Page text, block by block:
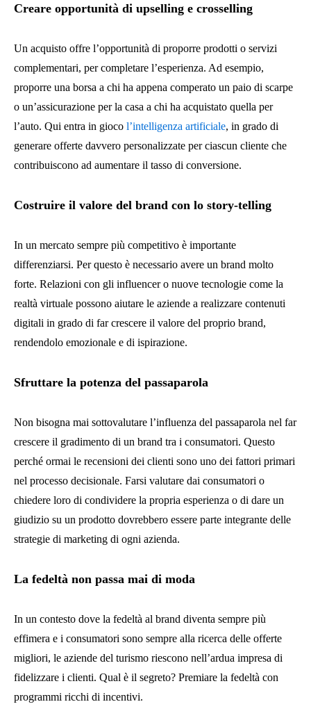
Creare opportunità di upselling e crosselling
Un acquisto offre l’opportunità di proporre prodotti o servizi
complementari, per completare l’esperienza. Ad esempio,
proporre una borsa a chi ha appena comperato un paio di scarpe
o un’assicurazione per la casa a chi ha acquistato quella per
l’auto. Qui entra in gioco l’intelligenza artificiale, in grado di
generare offerte davvero personalizzate per ciascun cliente che
contribuiscono ad aumentare il tasso di conversione.
Costruire il valore del brand con lo story-telling
In un mercato sempre più competitivo è importante
differenziarsi. Per questo è necessario avere un brand molto
forte. Relazioni con gli influencer o nuove tecnologie come la
realtà virtuale possono aiutare le aziende a realizzare contenuti
digitali in grado di far crescere il valore del proprio brand,
rendendolo emozionale e di ispirazione.
Sfruttare la potenza del passaparola
Non bisogna mai sottovalutare l’influenza del passaparola nel far
crescere il gradimento di un brand tra i consumatori. Questo
perché ormai le recensioni dei clienti sono uno dei fattori primari
nel processo decisionale. Farsi valutare dai consumatori o
chiedere loro di condividere la propria esperienza o di dare un
giudizio su un prodotto dovrebbero essere parte integrante delle
strategie di marketing di ogni azienda.
La fedeltà non passa mai di moda
In un contesto dove la fedeltà al brand diventa sempre più
effimera e i consumatori sono sempre alla ricerca delle offerte
migliori, le aziende del turismo riescono nell’ardua impresa di
fidelizzare i clienti. Qual è il segreto? Premiare la fedeltà con
programmi ricchi di incentivi.